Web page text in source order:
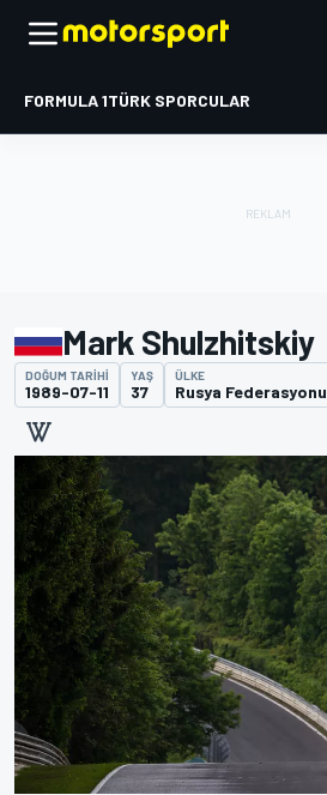
FORMULA 1TÜRK SPORCULAR
Mark Shulzhitskiy
DOĞUM TARIHI
1989-07-11
YAŞ
37
ÜLKE
Rusya Federasyonu